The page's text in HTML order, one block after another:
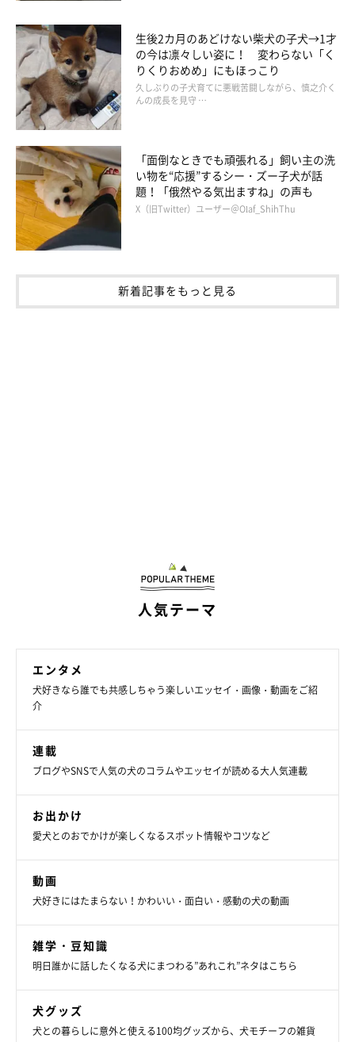
生後2カ月のあどけない柴犬の子犬→1才
の今は凛々しい姿に！ 変わらない「く
りくりおめめ」にもほっこり
久しぶりの子犬育てに悪戦苦闘しながら、慎之介く
んの成長を見守 …
「面倒なときでも頑張れる」飼い主の洗
い物を“応援”するシー・ズー子犬が話
題！「俄然やる気出ますね」の声も
X（旧Twitter）ユーザー＠Olaf_ShihThu
新着記事をもっと見る
人気テーマ
エンタメ
犬好きなら誰でも共感しちゃう楽しいエッセイ・画像・動画をご紹
介
連載
ブログやSNSで人気の犬のコラムやエッセイが読める大人気連載
お出かけ
愛犬とのおでかけが楽しくなるスポット情報やコツなど
動画
犬好きにはたまらない！かわいい・面白い・感動の犬の動画
雑学・豆知識
明日誰かに話したくなる犬にまつわる”あれこれ”ネタはこちら
犬グッズ
犬との暮らしに意外と使える100均グッズから、犬モチーフの雑貨